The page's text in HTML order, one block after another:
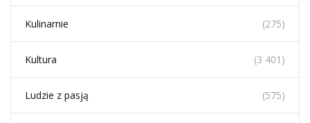
Kulinarnie (275)
Kultura (3 401)
Ludzie z pasją (575)